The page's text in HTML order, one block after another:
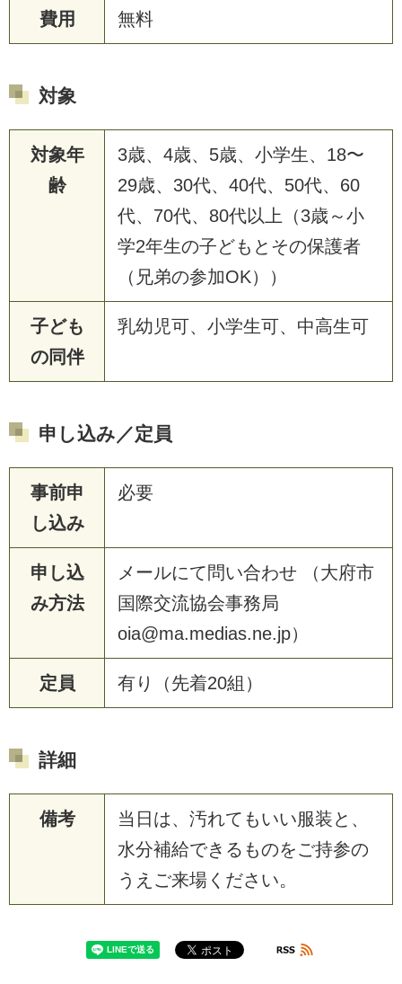
費用 無料
対象
対象年
齢
3歳、4歳、5歳、小学生、18〜
29歳、30代、40代、50代、60
代、70代、80代以上（3歳～小
学2年生の子どもとその保護者
（兄弟の参加OK））
子ども
の同伴
乳幼児可、小学生可、中高生可
申し込み／定員
事前申
し込み
必要
申し込
み方法
メールにて問い合わせ （大府市
国際交流協会事務局
oia@ma.medias.ne.jp）
定員 有り（先着20組）
詳細
備考
当日は、汚れてもいい服装と、
水分補給できるものをご持参の
うえご来場ください。